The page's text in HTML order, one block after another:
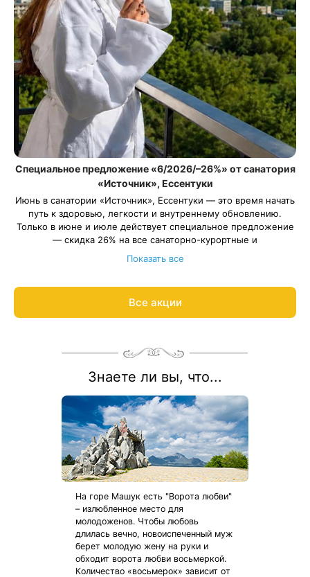
Специальное предложение «6/2026/–26%» от санатория
«Источник», Ессентуки
Июнь в санатории «Источник», Ессентуки — это время начать
путь к здоровью, легкости и внутреннему обновлению.
Только в июне и июле действует специальное предложение
— скидка 26% на все санаторно-курортные и
оздоровительные программы (кроме программы «Отдых –
Лайт»).
стоимость путевки для взрослого. Ребенок отдыхает
бесплатно!
Рассчитаем цену со скидкой и забронируем отдых по
Показать все
Все акции
Знаете ли вы, что...
На горе Машук есть "Ворота любви"
– излюбленное место для
молодоженов. Чтобы любовь
длилась вечно, новоиспеченный муж
берет молодую жену на руки и
обходит ворота любви восьмеркой.
Количество «восьмерок» зависит от